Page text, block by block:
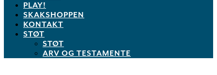
PLAY!
SKAKSHOPPEN
KONTAKT
STØT
STØT
ARV OG TESTAMENTE